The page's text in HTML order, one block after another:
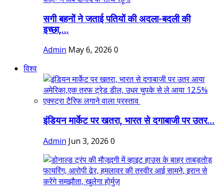
सगी बहनों ने जताई पतियों की अदला-बदली की
इच्छा,...
Admin May 6, 2026 0
विश्व
इंडियन मार्केट पर खतरा, भारत से दगाबाजी पर उतर...
Admin Jun 3, 2026 0